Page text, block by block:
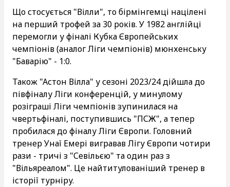
Що стосується "Вілли", то бірмінгемці націлені
на перший трофей за 30 років. У 1982 англійці
перемогли у фіналі Кубка Європейських
чемпіонів (аналог Ліги чемпіонів) мюнхенську
"Баварію" - 1:0.
Також "Астон Вілла" у сезоні 2023/24 дійшла до
півфіналу Ліги конференцій, у минулому
розіграші Ліги чемпіонів зупинилася на
чвертьфіналі, поступившись "ПСЖ", а тепер
пробилася до фіналу Ліги Європи. Головний
тренер Унаї Емері вигравав Лігу Європи чотири
рази - тричі з "Севільєю" та один раз з
"Вільяреалом". Це найтитулованіший тренер в
історії турніру.